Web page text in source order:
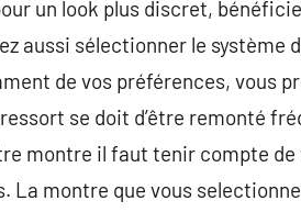
un look plus discret,
aussi sélectionner le système
de vos préférences, vous
se doit d’être remonté
montre il faut tenir compte
La montre que vous